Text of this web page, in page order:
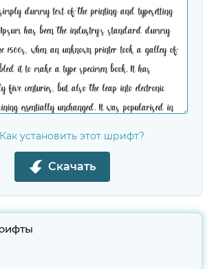
Как установить этот шрифт?
Скачать